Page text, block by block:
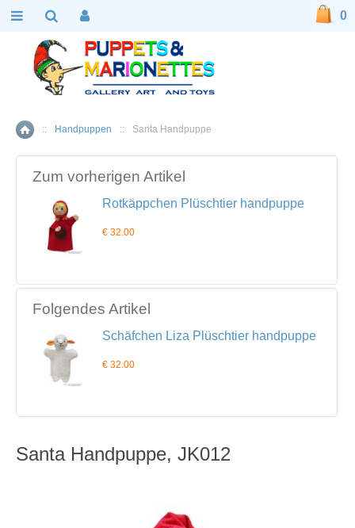
Home
:: Handpuppen :: Santa Handpuppe
Zum vorherigen Artikel
Rotkäppchen Plüschtier handpuppe
€ 32.00
Folgendes Artikel
Schäfchen Liza Plüschtier handpuppe
€ 32.00
Santa Handpuppe, JK012
0